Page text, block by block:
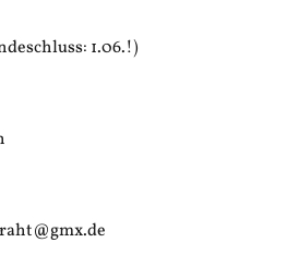
1.06.!)